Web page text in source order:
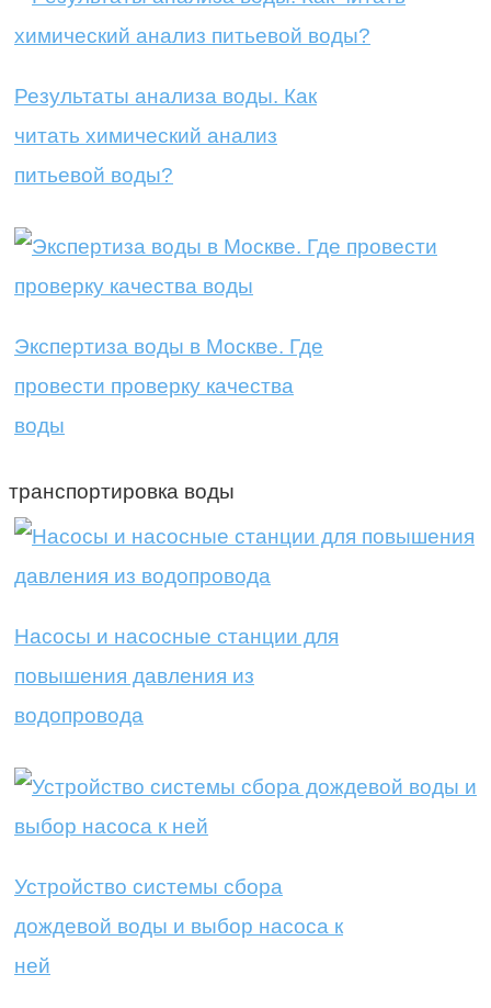
Результаты анализа воды. Как
читать химический анализ
питьевой воды?
Экспертиза воды в Москве. Где
провести проверку качества
воды
транспортировка воды
Насосы и насосные станции для
повышения давления из
водопровода
Устройство системы сбора
дождевой воды и выбор насоса к
ней